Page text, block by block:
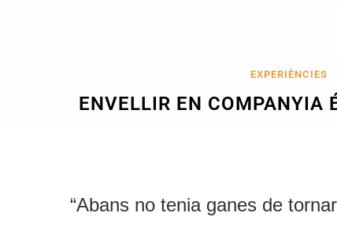
EXPERIÈNCIES
ENVELLIR EN COMPANYIA
“Abans no tenia ganes de tornar a casa